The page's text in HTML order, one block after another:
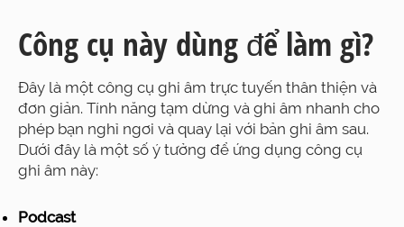
Công cụ này dùng để làm gì?
Đây là một công cụ ghi âm trực tuyến thân thiện và
đơn giản. Tính năng tạm dừng và ghi âm nhanh cho
phép bạn nghỉ ngơi và quay lại với bản ghi âm sau.
Dưới đây là một số ý tưởng để ứng dụng công cụ
ghi âm này:
Podcast